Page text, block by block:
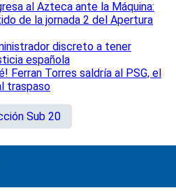
al Azteca ante la Máquina:
de la jornada 2 del Apertura
discreto a tener
española
Ferran Torres saldría al PSG, el
traspaso
Sub 20